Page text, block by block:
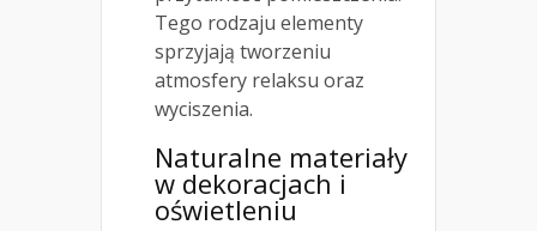
Tego rodzaju elementy
sprzyjają tworzeniu
atmosfery relaksu oraz
wyciszenia.
Naturalne materiały
w dekoracjach i
oświetleniu